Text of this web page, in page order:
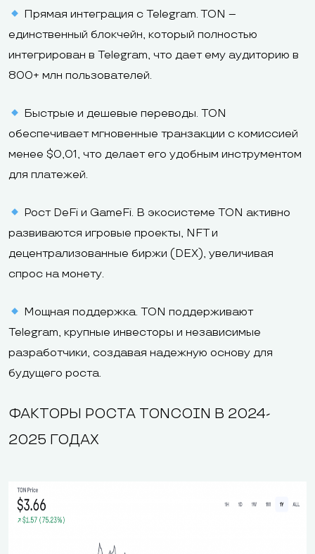
Прямая интеграция с Telegram. TON –
единственный блокчейн, который полностью
интегрирован в Telegram, что дает ему аудиторию в
800+ млн пользователей.
Быстрые и дешевые переводы. TON
обеспечивает мгновенные транзакции с комиссией
менее $0,01, что делает его удобным инструментом
для платежей.
Рост DeFi и GameFi. В экосистеме TON активно
развиваются игровые проекты, NFT и
децентрализованные биржи (DEX), увеличивая
спрос на монету.
Мощная поддержка. TON поддерживают
Telegram, крупные инвесторы и независимые
разработчики, создавая надежную основу для
будущего роста.
ФАКТОРЫ РОСТА TONCOIN В 2024-
2025 ГОДАХ